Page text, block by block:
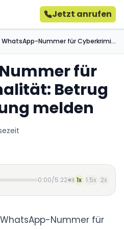
Jetzt anrufen
WhatsApp-Nummer für Cyberkriminalität: Betrug und Erpressung melden
für
Betrug
melden
0:00/5:22 1x 1.5x 2x
Nummer für